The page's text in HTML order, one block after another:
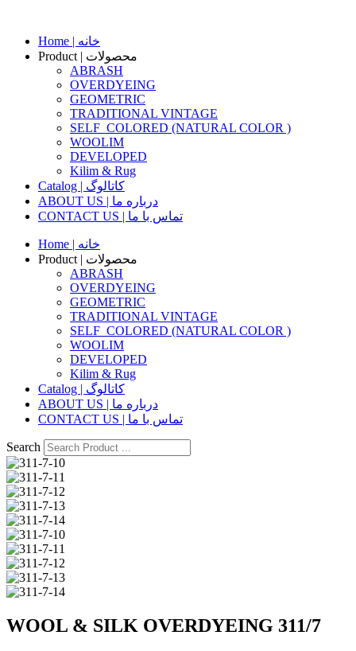
content
Home | خانه
Product | محصولات
ABRASH
OVERDYEING
GEOMETRIC
TRADITIONAL VINTAGE
SELF_COLORED (NATURAL COLOR )
WOOLIM
DEVELOPED
Kilim & Rug
Catalog | کاتالوگ
ABOUT US | درباره ما
CONTACT US | تماس با ما
Home | خانه
Product | محصولات
ABRASH
OVERDYEING
GEOMETRIC
TRADITIONAL VINTAGE
SELF_COLORED (NATURAL COLOR )
WOOLIM
DEVELOPED
Kilim & Rug
Catalog | کاتالوگ
ABOUT US | درباره ما
CONTACT US | تماس با ما
Search
WOOL & SILK OVERDYEING 311/7